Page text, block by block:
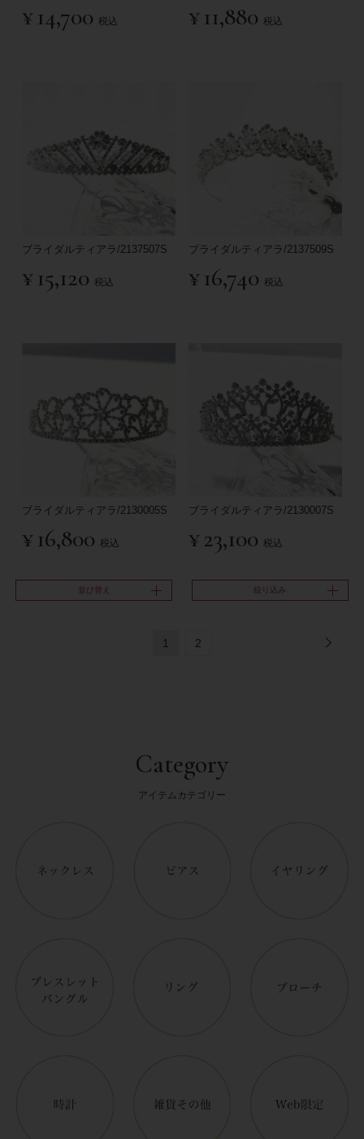
¥ 14,700 税込 ¥ 11,880 税込
ブライダルティアラ/2137507S
¥ 15,120 税込
ブライダルティアラ/2137509S
¥ 16,740 税込
ブライダルティアラ/2130005S
¥ 16,800 税込
ブライダルティアラ/2130007S
¥23,100 税込
並び替え 絞り込み
1 2
Category
アイテムカテゴリー